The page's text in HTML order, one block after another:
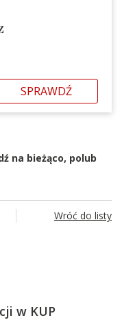
SPRAWDŹ
na bieżąco, polub
Wróć do listy
w KUP